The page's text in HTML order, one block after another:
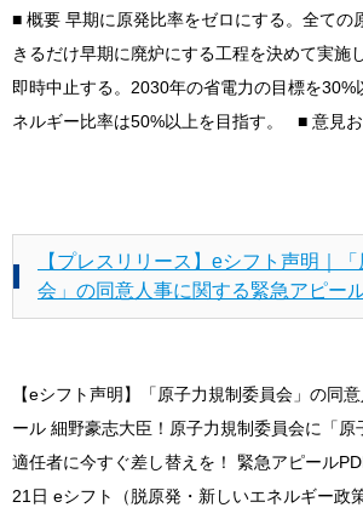
■ 概要 早期に原発比率をゼロにする。全ての
きるだけ早期に廃炉にする工程を決めて実施
即時中止する。2030年の省電力の目標を30%
ネルギー比率は50%以上を目指す。 ■ 意見
【プレスリリース】eシフト声明｜
会」の同意人事に関する緊急アピー
【eシフト声明】「原子力規制委員会」の同
ール 細野豪志大臣！原子力規制委員会に「原
適任者に今すぐ差し替えを！ 緊急アピール
21日 eシフト（脱原発・新しいエネルギー政